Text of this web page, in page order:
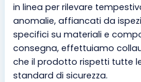
in linea per rilevare
anomalie, affiancati da
specifici su materiali e
consegna, effettuiamo
che il prodotto rispetti tutte
standard di sicurezza.